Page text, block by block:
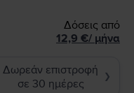
Δόσεις από
12,9 €/ μήνα
Δωρεάν επιστροφή
σε 30 ημέρες
❯